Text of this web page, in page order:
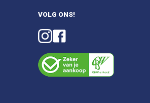
VOLG ONS!